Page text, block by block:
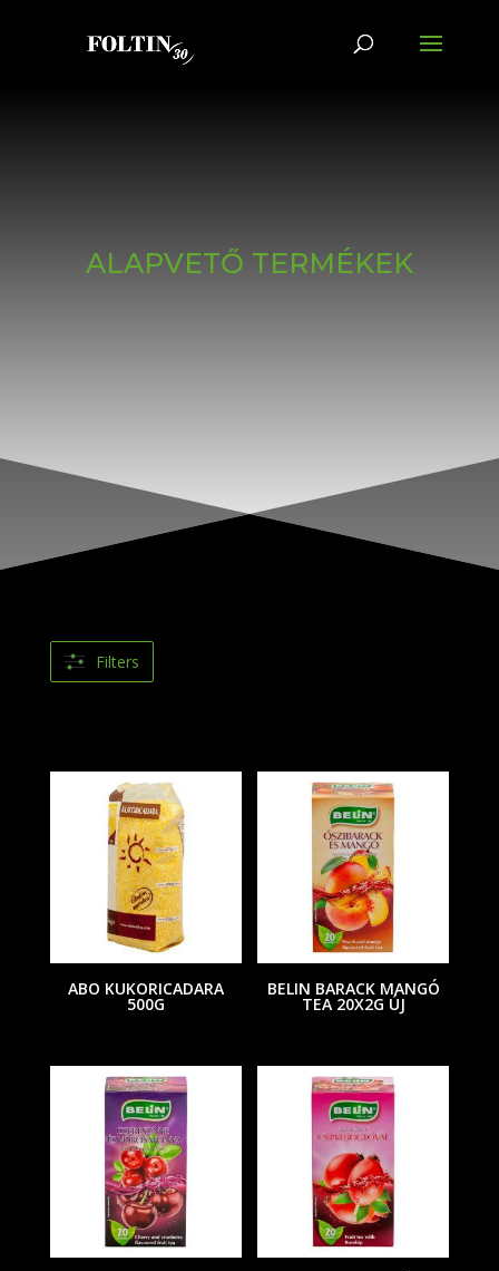
ALAPVETŐ TERMÉKEK
Filters
ABO KUKORICADARA
500G
BELIN BARACK MANGÓ
TEA 20X2G ÚJ